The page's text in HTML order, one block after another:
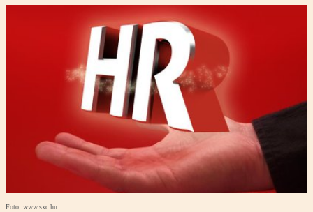
Foto: www.sxc.hu